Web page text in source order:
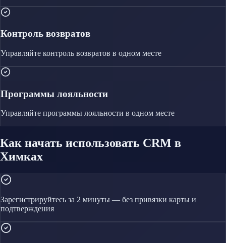
Контроль возвратов
Управляйте контроль возвратов в одном месте
Программы лояльности
Управляйте программы лояльности в одном месте
Как начать использовать CRM в
Химках
Зарегистрируйтесь за 2 минуты — без привязки карты и
подтверждения